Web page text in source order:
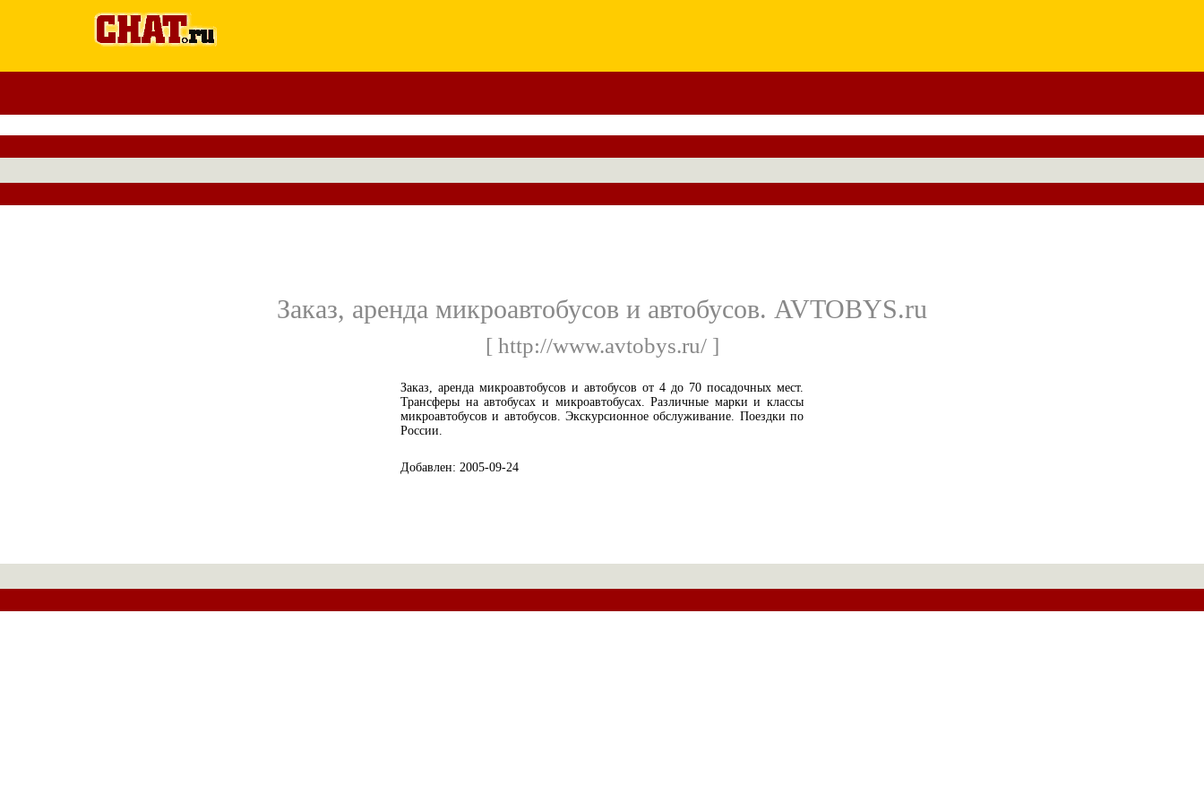
Заказ, аренда микроавтобусов и автобусов. AVTOBYS.ru
[ http://www.avtobys.ru/ ]
Заказ, аренда микроавтобусов и автобусов от 4 до 70 посадочных мест.
Трансферы на автобусах и микроавтобусах. Различные марки и классы
микроавтобусов и автобусов. Экскурсионное обслуживание. Поездки по
России.
Добавлен: 2005-09-24